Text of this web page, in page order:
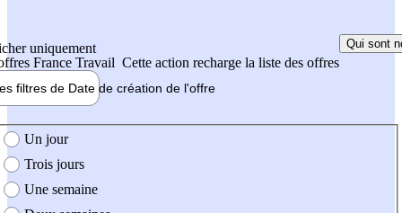
uniquement
France Travail Cette action recharge la liste des offres
Qui sont
filtres de Date de création de l'offre
création de l'offre
Un jour
Trois jours
Une semaine